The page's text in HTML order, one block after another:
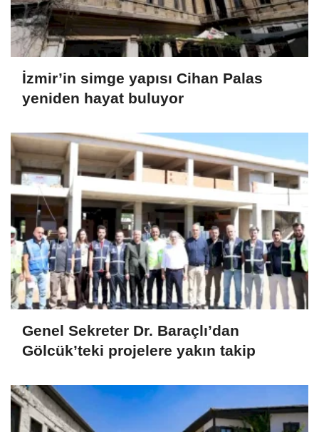
İzmir’in simge yapısı Cihan Palas
yeniden hayat buluyor
Genel Sekreter Dr. Baraçlı’dan
Gölcük’teki projelere yakın takip